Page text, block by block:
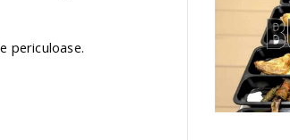
periculoase.